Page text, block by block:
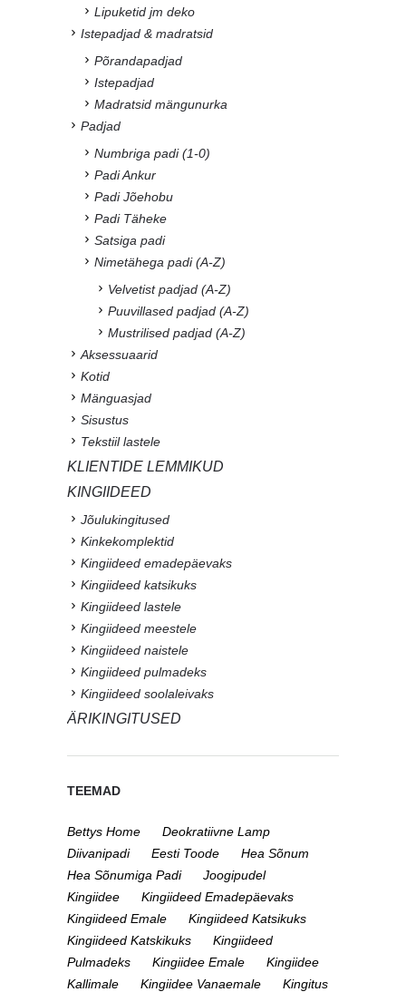
Lipuketid jm deko
Istepadjad & madratsid
Põrandapadjad
Istepadjad
Madratsid mängunurka
Padjad
Numbriga padi (1-0)
Padi Ankur
Padi Jõehobu
Padi Täheke
Satsiga padi
Nimetähega padi (A-Z)
Velvetist padjad (A-Z)
Puuvillased padjad (A-Z)
Mustrilised padjad (A-Z)
Aksessuaarid
Kotid
Mänguasjad
Sisustus
Tekstiil lastele
KLIENTIDE LEMMIKUD
KINGIIDEED
Jõulukingitused
Kinkekomplektid
Kingiideed emadepäevaks
Kingiideed katsikuks
Kingiideed lastele
Kingiideed meestele
Kingiideed naistele
Kingiideed pulmadeks
Kingiideed soolaleivaks
ÄRIKINGITUSED
TEEMAD
Bettys Home
Deokratiivne Lamp
Diivanipadi
Eesti Toode
Hea Sõnum
Hea Sõnumiga Padi
Joogipudel
Kingiidee
Kingiideed Emadepäevaks
Kingiideed Emale
Kingiideed Katsikuks
Kingiideed Katskikuks
Kingiideed
Pulmadeks
Kingiidee Emale
Kingiidee
Kallimale
Kingiidee Vanaemale
Kingitus